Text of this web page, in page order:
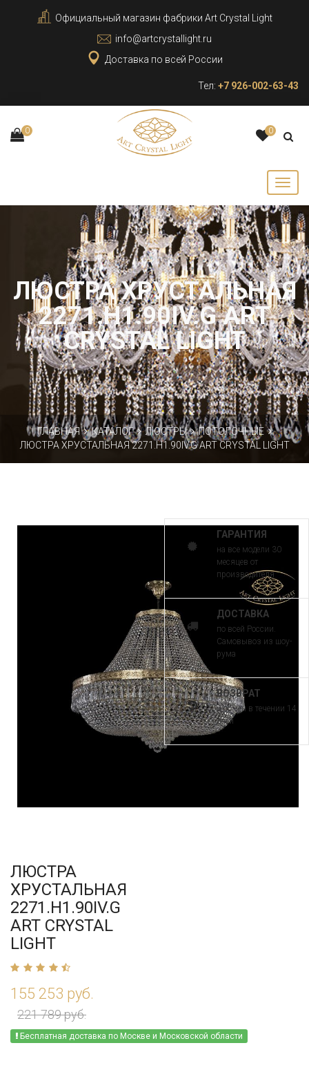
Официальный магазин фабрики Art Crystal Light
info@artcrystallight.ru
Доставка по всей России
Тел: +7 926-002-63-43
0 0
ЛЮСТРА ХРУСТАЛЬНАЯ
2271.H1.90IV.G ART
CRYSTAL LIGHT
ГЛАВНАЯ КАТАЛОГ ЛЮСТРЫ
ПОТОЛОЧНЫЕ
ЛЮСТРА ХРУСТАЛЬНАЯ 2271.H1.90IV.G ART CRYSTAL LIGHT
ЛЮСТРА
ХРУСТАЛЬНАЯ
2271.H1.90IV.G
ART CRYSTAL
LIGHT
155 253 руб.
221 789 руб.
Бесплатная доставка по Москве и Московской области
ГАРАНТИЯ
на все модели 30
месяцев от
производителя
ДОСТАВКА
по всей России.
Самовывоз из шоу-
рума
ВОЗВРАТ
и обмен в течении 14
дней